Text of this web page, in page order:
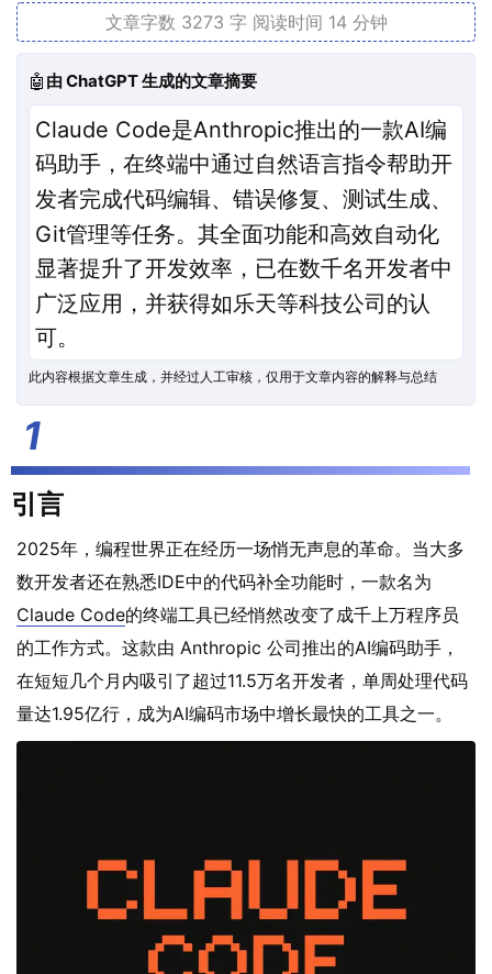
文章字数 3273 字 阅读时间 14 分钟
🤖 由 ChatGPT 生成的文章摘要
Claude Code是Anthropic推出的一款AI编
码助手，在终端中通过自然语言指令帮助开
发者完成代码编辑、错误修复、测试生成、
Git管理等任务。其全面功能和高效自动化
显著提升了开发效率，已在数千名开发者中
广泛应用，并获得如乐天等科技公司的认
可。
此内容根据文章生成，并经过人工审核，仅用于文章内容的解释与总结
引言
2025年，编程世界正在经历一场悄无声息的革命。当大多
数开发者还在熟悉IDE中的代码补全功能时，一款名为
Claude Code的终端工具已经悄然改变了成千上万程序员
的工作方式。这款由 Anthropic 公司推出的AI编码助手，
在短短几个月内吸引了超过11.5万名开发者，单周处理代码
量达1.95亿行，成为AI编码市场中增长最快的工具之一。